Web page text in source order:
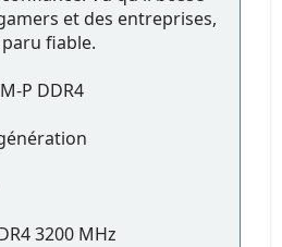
et des entreprises,
fiable.
P DDR4
3200 MHz